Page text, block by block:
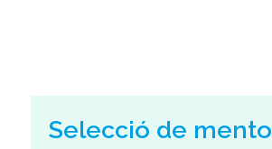
Selecció de